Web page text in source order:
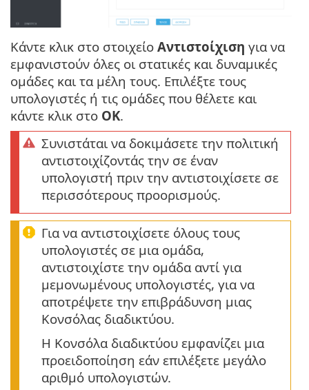
Κάντε κλικ στο στοιχείο Αντιστοίχιση για να
εμφανιστούν όλες οι στατικές και δυναμικές
ομάδες και τα μέλη τους. Επιλέξτε τους
υπολογιστές ή τις ομάδες που θέλετε και
κάντε κλικ στο OK.
Συνιστάται να δοκιμάσετε την πολιτική
αντιστοιχίζοντάς την σε έναν
υπολογιστή πριν την αντιστοιχίσετε σε
περισσότερους προορισμούς.
Για να αντιστοιχίσετε όλους τους
υπολογιστές σε μια ομάδα,
αντιστοιχίστε την ομάδα αντί για
μεμονωμένους υπολογιστές, για να
αποτρέψετε την επιβράδυνση μιας
Κονσόλας διαδικτύου.
Η Κονσόλα διαδικτύου εμφανίζει μια
προειδοποίηση εάν επιλέξετε μεγάλο
αριθμό υπολογιστών.